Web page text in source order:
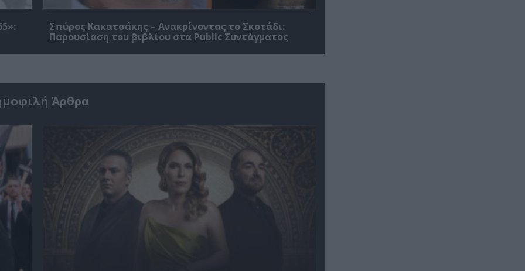
Σπύρος Κακατσάκης – Ανακρίνοντας το Σκοτάδι:
Παρουσίαση του βιβλίου στα Public Συντάγματος
Άρθρα